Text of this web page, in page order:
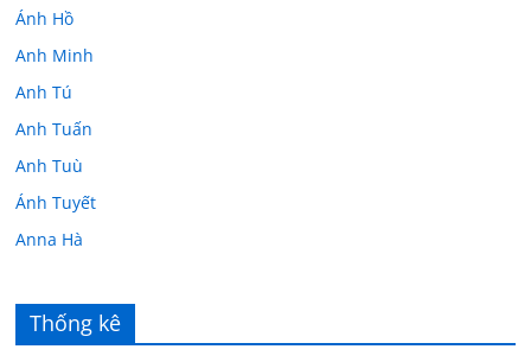
Ánh Hồ
Anh Minh
Anh Tú
Anh Tuấn
Anh Tuù
Ánh Tuyết
Anna Hà
Âu Tú Vân
Bác sĩ Hoa
Thống kê